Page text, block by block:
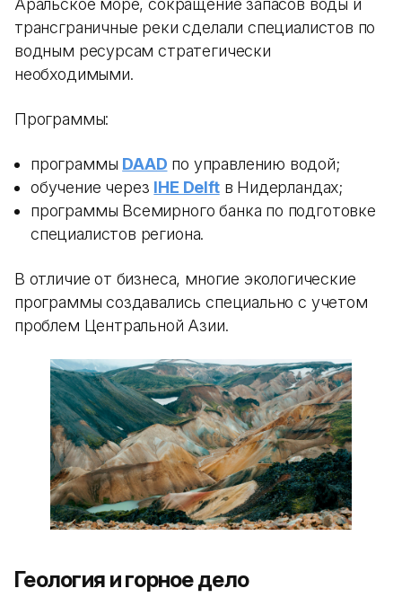
Аральское море, сокращение запасов воды и
трансграничные реки сделали специалистов по
водным ресурсам стратегически
необходимыми.
Программы:
программы DAAD по управлению водой;
обучение через IHE Delftв Нидерландах;
программы Всемирного банка по подготовке
специалистов региона.
В отличие от бизнеса, многие экологические
программы создавались специально с учетом
проблем Центральной Азии.
Геология и горное дело